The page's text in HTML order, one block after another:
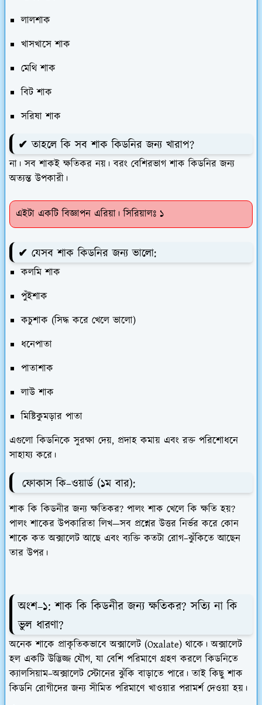
লালশাক
খাসখাসে শাক
মেথি শাক
বিট শাক
সরিষা শাক
✔ তাহলে কি সব শাক কিডনির জন্য খারাপ?
না। সব শাকই ক্ষতিকর নয়। বরং বেশিরভাগ শাক কিডনির জন্য
অত্যন্ত উপকারী।
এইটা একটি বিজ্ঞাপন এরিয়া। সিরিয়ালঃ ১
✔ যেসব শাক কিডনির জন্য ভালো:
কলমি শাক
পুঁইশাক
কচুশাক (সিদ্ধ করে খেলে ভালো)
ধনেপাতা
পাতাশাক
লাউ শাক
মিষ্টিকুমড়ার পাতা
এগুলো কিডনিকে সুরক্ষা দেয়, প্রদাহ কমায় এবং রক্ত পরিশোধনে
সাহায্য করে।
ফোকাস কি–ওয়ার্ড (১ম বার):
শাক কি কিডনীর জন্য ক্ষতিকর? পালং শাক খেলে কি ক্ষতি হয়?
পালং শাকের উপকারিতা লিখ—সব প্রশ্নের উত্তর নির্ভর করে কোন
শাকে কত অক্সালেট আছে এবং ব্যক্তি কতটা রোগ–ঝুঁকিতে আছেন
তার উপর।
অংশ–১:শাক কি কিডনীর জন্য ক্ষতিকর? সত্যি না কি
ভুল ধারণা?
অনেক শাকে প্রাকৃতিকভাবেঅক্সালেট(Oxalate) থাকে। অক্সালেট
হল একটি উদ্ভিজ্জ যৌগ, যা বেশি পরিমাণে গ্রহণ করলে কিডনিতে
ক্যালসিয়াম–অক্সালেট স্টোনের ঝুঁকি বাড়াতে পারে। তাই কিছু শাক
কিডনি রোগীদের জন্য সীমিত পরিমাণে খাওয়ার পরামর্শ দেওয়া হয়।